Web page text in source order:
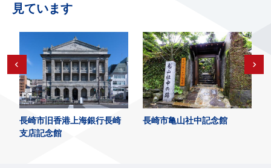
見ています
長崎市旧香港上海銀行長崎
支店記念館
長崎市亀山社中記念館